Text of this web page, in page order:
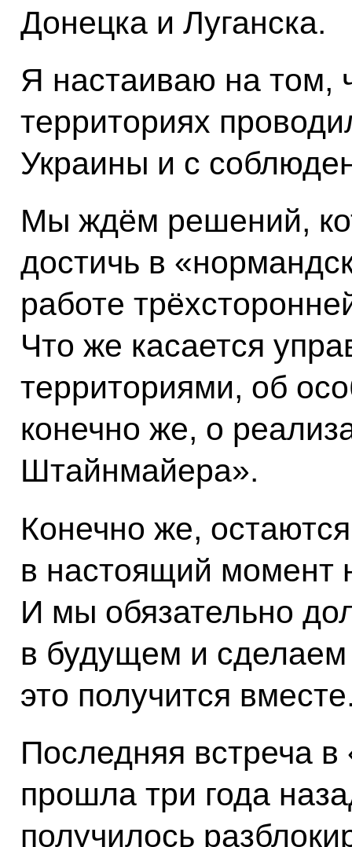
Донецка и Луганска.
Я настаиваю на том,
территориях
Украины и с
Мы ждём решений,
достичь в
работе
Что же касается
территориями, об
конечно же, о
Штайнмайера».
Конечно же,
в настоящий момент
И мы обязательно
в будущем и
это получится
Последняя встреча
прошла три года
получилось